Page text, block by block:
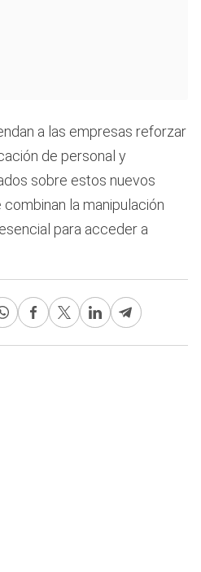
a las empresas reforzar
de personal y
sobre estos nuevos
la manipulación
para acceder a